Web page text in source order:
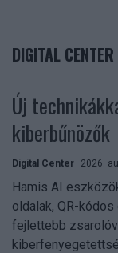
DIGITAL CENTER
Új
kiberbűnözők
Digital Center 2026.
Hamis AI
oldalak, QR-
fejlettebb